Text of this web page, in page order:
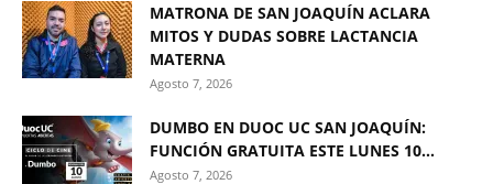
MATRONA DE SAN JOAQUÍN ACLARA
MITOS Y DUDAS SOBRE LACTANCIA
MATERNA
Agosto 7, 2026
DUMBO EN DUOC UC SAN JOAQUÍN:
FUNCIÓN GRATUITA ESTE LUNES 10...
Agosto 7, 2026